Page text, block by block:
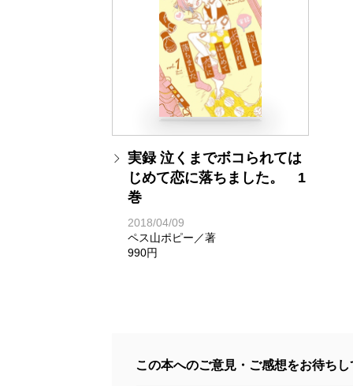
実録 泣くまでボコられては
じめて恋に落ちました。 1
巻
2018/04/09
ペス山ポピー／著
990円
この本へのご意見・ご感想をお待ち